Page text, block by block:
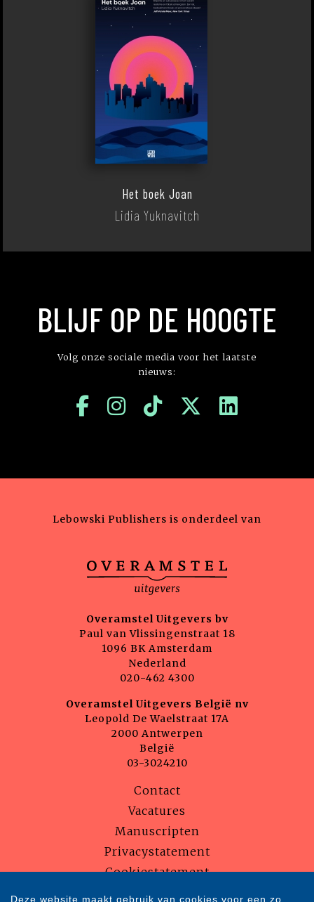
Het boek Joan
Lidia Yuknavitch
BLIJF OP DE HOOGTE
Volg onze sociale media voor het laatste
nieuws:
Lebowski Publishers is onderdeel van
Overamstel Uitgevers bv
Paul van Vlissingenstraat 18
1096 BK Amsterdam
Nederland
020-462 4300
Overamstel Uitgevers België nv
Leopold De Waelstraat 17A
2000 Antwerpen
België
03-3024210
Contact
Vacatures
Manuscripten
Privacystatement
Cookiestatement
Cookie-instellingen
Deze website maakt gebruik van cookies voor een zo